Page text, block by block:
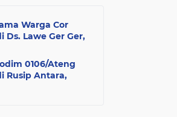
Warga Cor
Lawe Ger Ger,
0106/Ateng
Rusip Antara,